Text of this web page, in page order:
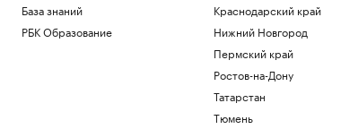
База знаний
РБК Образование
Краснодарский край
Нижний Новгород
Пермский край
Ростов-на-Дону
Татарстан
Тюмень